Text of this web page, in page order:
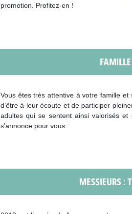
promotion. Profitez-en !
Vous êtes très attentive à votre famille
d’être à leur écoute et de participer
adultes qui se sentent ainsi valorisés
s’annonce pour vous.
MESSIEURS :